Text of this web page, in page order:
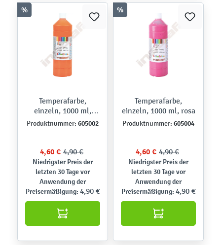
%
Temperafarbe,
einzeln, 1000 ml,
orange
Produktnummer: 605002
4,60 € 4,90 €
Niedrigster Preis der
letzten 30 Tage vor
Anwendung der
Preisermäßigung: 4,90 €
%
Temperafarbe,
einzeln, 1000 ml, rosa
Produktnummer: 605004
4,60 € 4,90 €
Niedrigster Preis der
letzten 30 Tage vor
Anwendung der
Preisermäßigung: 4,90 €